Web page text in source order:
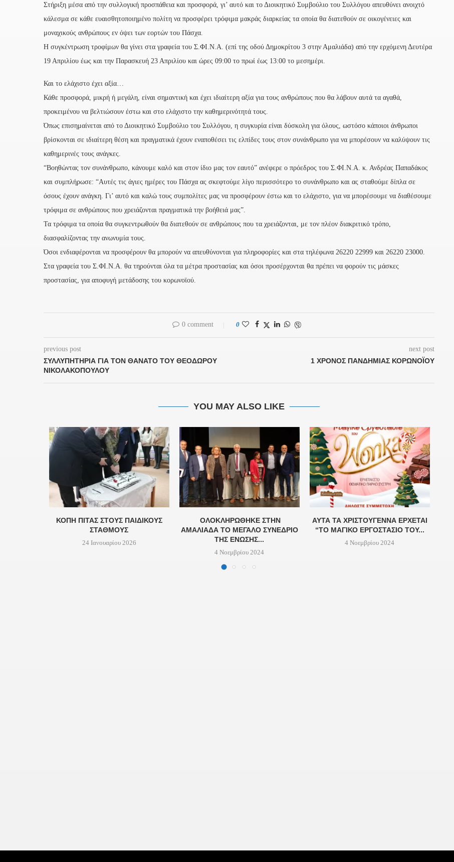
Στήριξη μέσα από την συλλογική προσπάθεια και προσφορά, γι’ αυτό και το Διοικητικό Συμβούλιο του Συλλόγου απευθύνει ανοιχτό
κάλεσμα σε κάθε ευαισθητοποιημένο πολίτη να προσφέρει τρόφιμα μακράς διαρκείας τα οποία θα διατεθούν σε οικογένειες και
μοναχικούς ανθρώπους εν όψει των εορτών του Πάσχα.
Η συγκέντρωση τροφίμων θα γίνει στα γραφεία του Σ.ΦΙ.Ν.Α. (επί της οδού Δημοκρίτου 3 στην Αμαλιάδα) από την ερχόμενη Δευτέρα
19 Απριλίου έως και την Παρασκευή 23 Απριλίου και ώρες 09:00 το πρωί έως 13:00 το μεσημέρι.
Και το ελάχιστο έχει αξία…
Κάθε προσφορά, μικρή ή μεγάλη, είναι σημαντική και έχει ιδιαίτερη αξία για τους ανθρώπους που θα λάβουν αυτά τα αγαθά,
προκειμένου να βελτιώσουν έστω και στο ελάχιστο την καθημερινότητά τους.
Όπως επισημαίνεται από το Διοικητικό Συμβούλιο του Συλλόγου, η συγκυρία είναι δύσκολη για όλους, ωστόσο κάποιοι άνθρωποι
βρίσκονται σε ιδιαίτερη θέση και πραγματικά έχουν εναποθέσει τις ελπίδες τους στον συνάνθρωπο για να μπορέσουν να καλύψουν τις
καθημερινές τους ανάγκες.
“Βοηθώντας τον συνάνθρωπο, κάνουμε καλό και στον ίδιο μας τον εαυτό” ανέφερε ο πρόεδρος του Σ.ΦΙ.Ν.Α. κ. Ανδρέας Παπαδάκος
και συμπλήρωσε: “Αυτές τις άγιες ημέρες του Πάσχα ας σκεφτούμε λίγο περισσότερο το συνάνθρωπο και ας σταθούμε δίπλα σε
όσους έχουν ανάγκη. Γι’ αυτό και καλώ τους συμπολίτες μας να προσφέρουν έστω και το ελάχιστο, για να μπορέσουμε να διαθέσουμε
τρόφιμα σε ανθρώπους που χρειάζονται πραγματικά την βοήθειά μας”.
Τα τρόφιμα τα οποία θα συγκεντρωθούν θα διατεθούν σε ανθρώπους που τα χρειάζονται, με τον πλέον διακριτικό τρόπο,
διασφαλίζοντας την ανωνυμία τους.
Όσοι ενδιαφέρονται να προσφέρουν θα μπορούν να απευθύνονται για πληροφορίες και στα τηλέφωνα 26220 22999 και 26220 23000.
Στα γραφεία του Σ.ΦΙ.Ν.Α. θα τηρούνται όλα τα μέτρα προστασίας και όσοι προσέρχονται θα πρέπει να φορούν τις μάσκες
προστασίας, για αποφυγή μετάδοσης του κορωνοϊού.
0 comment 0
previous post
ΣΥΛΛΥΠΗΤΉΡΙΑ ΓΙΑ ΤΟΝ ΘΆΝΑΤΟ ΤΟΥ ΘΕΌΔΩΡΟΥ
ΝΙΚΟΛΑΚΌΠΟΥΛΟΥ
next post
1 ΧΡΌΝΟΣ ΠΑΝΔΗΜΊΑΣ ΚΟΡΩΝΟΪΟΎ
YOU MAY ALSO LIKE
ΚΟΠΗ ΠΙΤΑΣ ΣΤΟΥΣ ΠΑΙΔΙΚΟΥΣ
ΣΤΑΘΜΟΥΣ
24 Ιανουαρίου 2026
ΟΛΟΚΛΗΡΏΘΗΚΕ ΣΤΗΝ
ΑΜΑΛΙΆΔΑ ΤΟ ΜΕΓΆΛΟ ΣΥΝΈΔΡΙΟ
ΤΗΣ ΈΝΩΣΗΣ...
4 Νοεμβρίου 2024
ΑΥΤΆ ΤΑ ΧΡΙΣΤΟΎΓΕΝΝΑ ΈΡΧΕΤΑΙ
“ΤΟ ΜΑΓΙΚΌ ΕΡΓΟΣΤΆΣΙΟ ΤΟΥ...
4 Νοεμβρίου 2024